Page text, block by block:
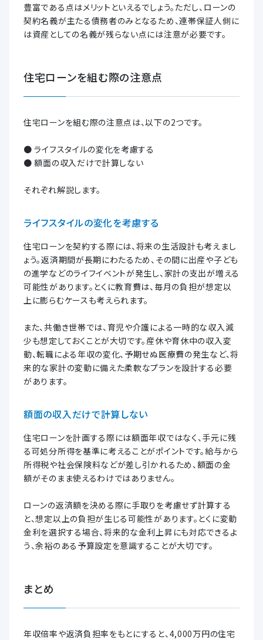
豊富である点はメリットといえるでしょう。ただし、ローンの
契約名義が主たる債務者のみとなるため、連帯保証人側に
は資産としての名義が残らない点には注意が必要です。
住宅ローンを組む際の注意点
住宅ローンを組む際の注意点は、以下の2つです。
● ライフスタイルの変化を考慮する
● 額面の収入だけで計算しない
それぞれ解説します。
ライフスタイルの変化を考慮する
住宅ローンを契約する際には、将来の生活設計も考えまし
ょう。返済期間が長期にわたるため、その間に出産や子ども
の進学などのライフイベントが発生し、家計の支出が増える
可能性があります。とくに教育費は、毎月の負担が想定以
上に膨らむケースも考えられます。
また、共働き世帯では、育児や介護による一時的な収入減
少も想定しておくことが大切です。産休や育休中の収入変
動、転職による年収の変化、予期せぬ医療費の発生など、将
来的な家計の変動に備えた柔軟なプランを設計する必要
があります。
額面の収入だけで計算しない
住宅ローンを計画する際には額面年収ではなく、手元に残
る可処分所得を基準に考えることがポイントです。給与から
所得税や社会保険料などが差し引かれるため、額面の金
額がそのまま使えるわけではありません。
ローンの返済額を決める際に手取りを考慮せず計算する
と、想定以上の負担が生じる可能性があります。とくに変動
金利を選択する場合、将来的な金利上昇にも対応できるよ
う、余裕のある予算設定を意識することが大切です。
まとめ
年収倍率や返済負担率をもとにすると、4,000万円の住宅